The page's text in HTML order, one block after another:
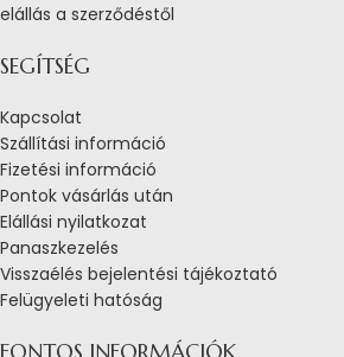
elállás a szerződéstől
SEGÍTSÉG
Kapcsolat
Szállítási információ
Fizetési információ
Pontok vásárlás után
Elállási nyilatkozat
Panaszkezelés
Visszaélés bejelentési tájékoztató
Felügyeleti hatóság
FONTOS INFORMÁCIÓK